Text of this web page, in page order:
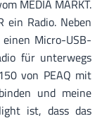
MEDIA MARKT.
ein Radio. Neben
Micro-USB-
für unterwegs
von PEAQ mit
und meine
ist, dass das